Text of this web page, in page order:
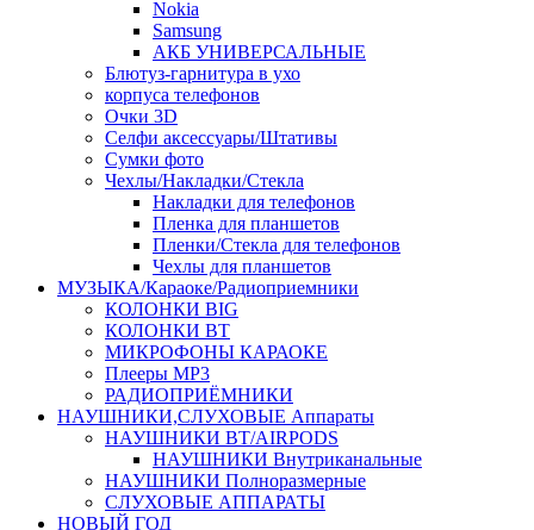
Nokia
Samsung
АКБ УНИВЕРСАЛЬНЫЕ
Блютуз-гарнитура в ухо
корпуса телефонов
Очки 3D
Селфи аксессуары/Штативы
Сумки фото
Чехлы/Накладки/Стекла
Накладки для телефонов
Пленка для планшетов
Пленки/Стекла для телефонов
Чехлы для планшетов
МУЗЫКА/Караоке/Радиоприемники
КОЛОНКИ BIG
КОЛОНКИ BT
МИКРОФОНЫ КАРАОКЕ
Плееры MP3
РАДИОПРИЁМНИКИ
НАУШНИКИ,СЛУХОВЫЕ Аппараты
НАУШНИКИ BT/AIRPODS
НАУШНИКИ Внутриканальные
НАУШНИКИ Полноразмерные
СЛУХОВЫЕ АППАРАТЫ
НОВЫЙ ГОД